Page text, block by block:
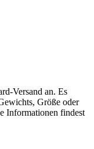
Versand an. Es
Größe oder
Informationen findest